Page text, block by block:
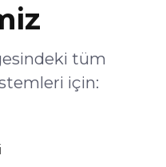
tüm
için: